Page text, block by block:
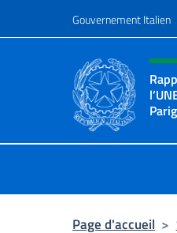
Gouvernement Italien
Site Web,
Il
Page d'accueil >